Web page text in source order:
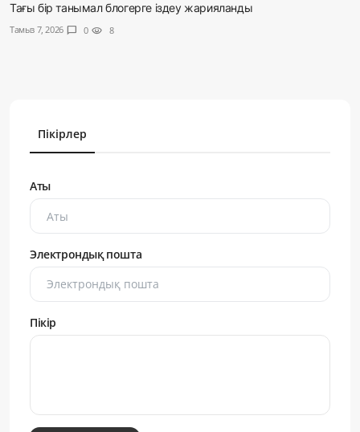
Тағы бір танымал блогерге іздеу жарияланды
Тамыз 7, 2026 chat_bubble 0 visibility 8
Пікірлер
Аты
Электрондық пошта
Пікір